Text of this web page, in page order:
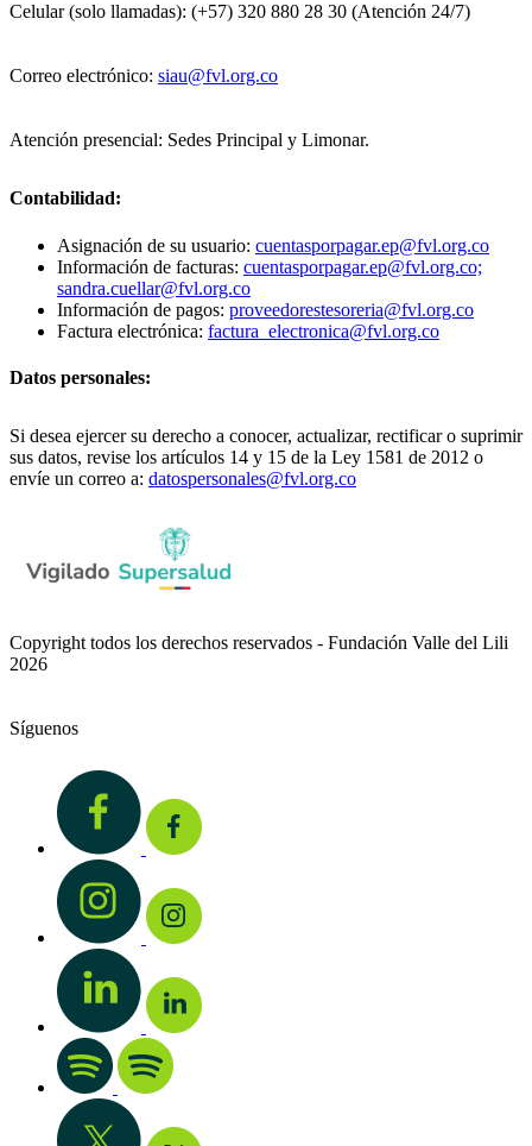
Celular (solo llamadas): (+57) 320 880 28 30 (Atención 24/7)
Correo electrónico: siau@fvl.org.co
Atención presencial: Sedes Principal y Limonar.
Contabilidad:
Asignación de su usuario: cuentasporpagar.ep@fvl.org.co
Información de facturas: cuentasporpagar.ep@fvl.org.co;
sandra.cuellar@fvl.org.co
Información de pagos: proveedorestesoreria@fvl.org.co
Factura electrónica: factura_electronica@fvl.org.co
Datos personales:
Si desea ejercer su derecho a conocer, actualizar, rectificar o suprimir
sus datos, revise los artículos 14 y 15 de la Ley 1581 de 2012 o
envíe un correo a: datospersonales@fvl.org.co
Copyright todos los derechos reservados - Fundación Valle del Lili
2026
Síguenos